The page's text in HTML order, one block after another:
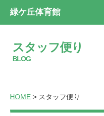
緑ケ丘体育館
スタッフ便り
BLOG
HOME > スタッフ便り